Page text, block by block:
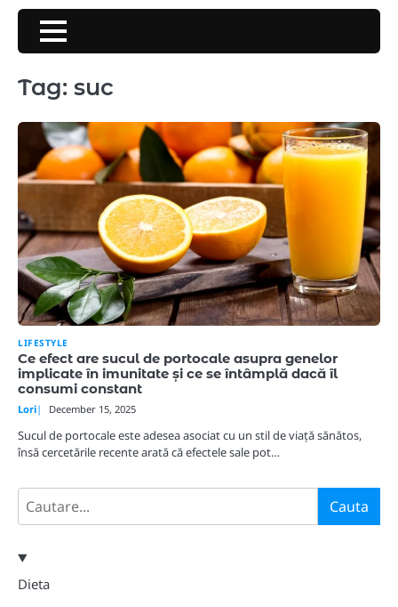
Skip
content
Tag: suc
LIFESTYLE
Ce efect are sucul de portocale asupra genelor
implicate în imunitate și ce se întâmplă dacă îl
consumi constant
Lori December 15, 2025
Sucul de portocale este adesea asociat cu un stil de viață sănătos,
însă cercetările recente arată că efectele sale pot…
Search Cauta
Dieta